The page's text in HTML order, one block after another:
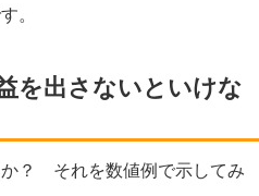
。
を出さないといけな
？ それを数値例で示してみ